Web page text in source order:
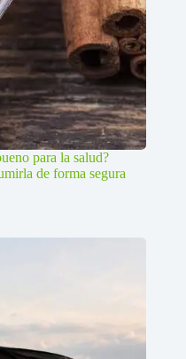
para la salud?
de forma segura